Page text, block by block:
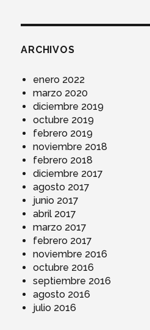
ARCHIVOS
enero 2022
marzo 2020
diciembre 2019
octubre 2019
febrero 2019
noviembre 2018
febrero 2018
diciembre 2017
agosto 2017
junio 2017
abril 2017
marzo 2017
febrero 2017
noviembre 2016
octubre 2016
septiembre 2016
agosto 2016
julio 2016